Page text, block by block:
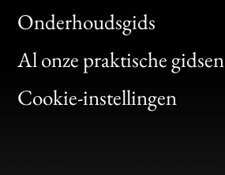
Onderhoudsgids
Al onze praktische gidsen
Cookie-instellingen